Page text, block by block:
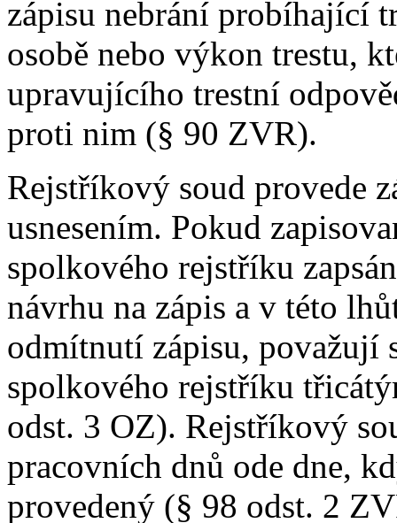
zápisu nebrání probíhající
osobě nebo výkon trestu,
upravujícího trestní
proti nim (§ 90 ZVR).
Rejstříkový soud provede
usnesením. Pokud
spolkového rejstříku
návrhu na zápis a v této
odmítnutí zápisu, považují
spolkového rejstříku
odst. 3 OZ). Rejstříkový
pracovních dnů ode dne,
provedený (§ 98 odst. 2